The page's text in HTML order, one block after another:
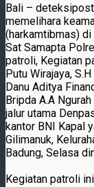
Bali –
memelihara
(harkamtibmas) di
Sat Samapta
patroli, Kegiatan
Putu Wirajaya,
Danu Aditya
Bripda A.A
jalur utama
kantor BNI Kapal
Gilimanuk,
Badung, Selasa
Kegiatan patroli